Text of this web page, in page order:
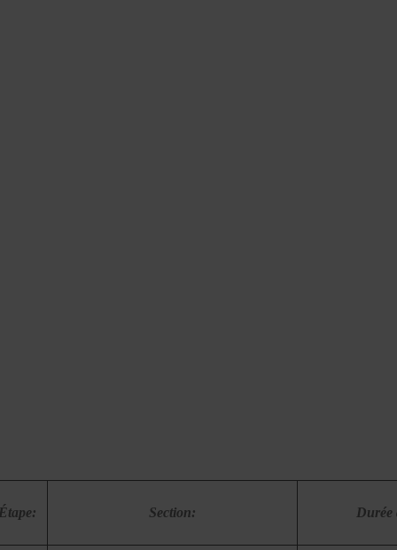
Section: Durée